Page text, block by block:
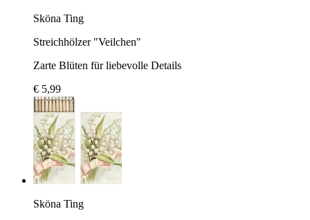
Sköna Ting
Streichhölzer "Veilchen"
Zarte Blüten für liebevolle Details
€ 5,99
Sköna Ting